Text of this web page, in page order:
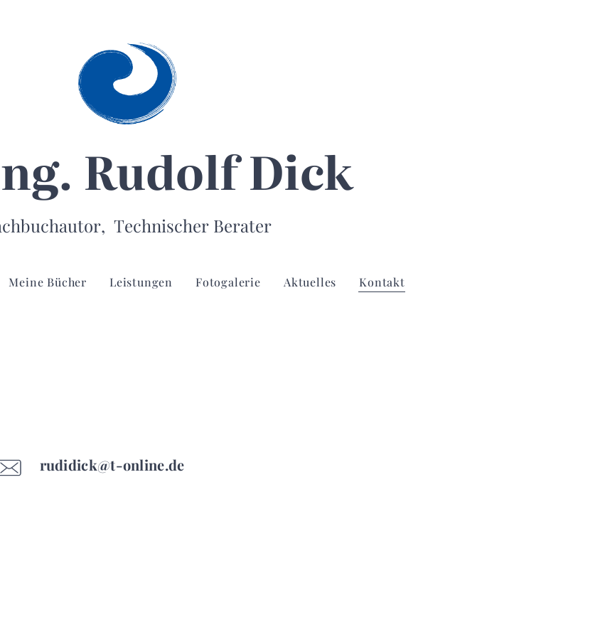
Rudolf Dick
Technischer Berater
Meine Bücher Leistungen Fotogalerie Aktuelles Kontakt
rudidick@t-online.de